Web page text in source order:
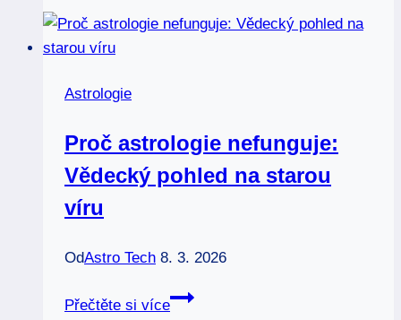
novoluní:
Astrologie
Proč astrologie nefunguje:
Vědecký pohled na starou
víru
OdAstro Tech 8. 3. 2026
Přečtěte si více
Proč